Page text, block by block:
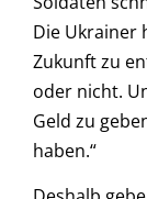
Die Ukrainer
Zukunft zu
oder nicht.
Geld zu
haben.“